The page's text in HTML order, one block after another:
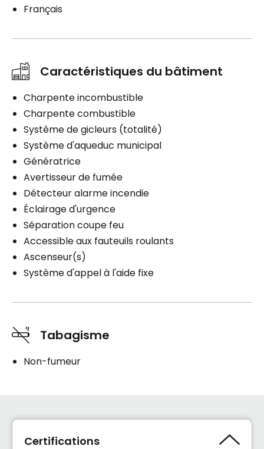
Français
Caractéristiques du bâtiment
Charpente incombustible
Charpente combustible
Système de gicleurs (totalité)
Système d'aqueduc municipal
Génératrice
Avertisseur de fumée
Détecteur alarme incendie
Éclairage d'urgence
Séparation coupe feu
Accessible aux fauteuils roulants
Ascenseur(s)
Système d'appel à l'aide fixe
Tabagisme
Non-fumeur
Certifications